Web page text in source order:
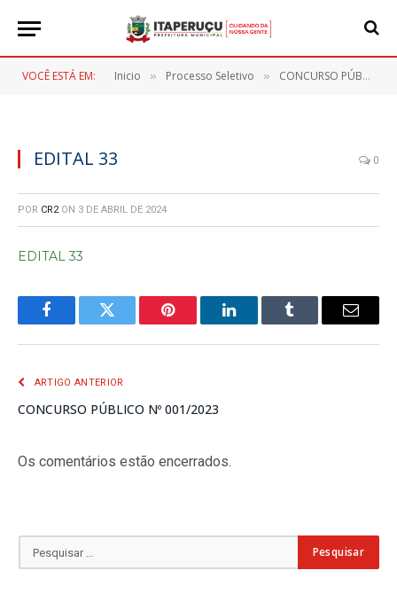
VOCÊ ESTÁ EM: Inicio » Processo Seletivo » CONCURSO PÚBLICO Nº 001/2023
EDITAL 33 0
POR CR2 ON 3 DE ABRIL DE 2024
EDITAL 33
FacebookTwitter Pinterest LinkedInTumblr
E-
ARTIGO ANTERIOR
CONCURSO PÚBLICO Nº 001/2023
Os comentários estão encerrados.